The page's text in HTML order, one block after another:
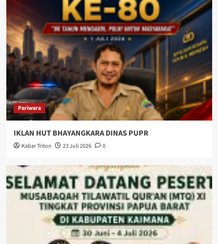
Pariwara
IKLAN HUT BHAYANGKARA DINAS PUPR
Kabar Triton 23 Juli 2026 0